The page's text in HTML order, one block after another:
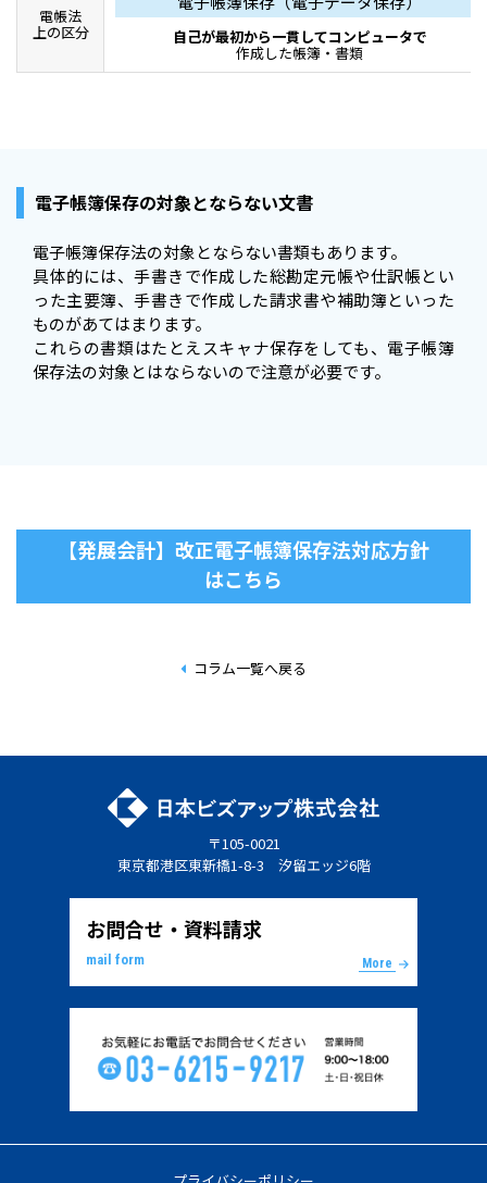
電帳法
上の区分 自己が最初から一貫してコンピュータで
作成した帳簿・書類
電子帳簿保存の対象とならない文書
電子帳簿保存法の対象とならない書類もあります。
具体的には、手書きで作成した総勘定元帳や仕訳帳とい
った主要簿、手書きで作成した請求書や補助簿といった
ものがあてはまります。
これらの書類はたとえスキャナ保存をしても、電子帳簿
保存法の対象とはならないので注意が必要です。
【発展会計】改正電子帳簿保存法対応方針
はこちら
コラム一覧へ戻る
〒105-0021
東京都港区東新橋1-8-3 汐留エッジ6階
お問合せ・資料請求
mail form More